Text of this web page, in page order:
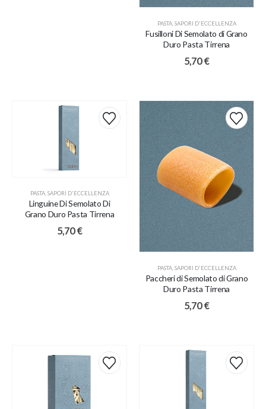
PASTA, SAPORI D'ECCELLENZA
Fusilloni Di Semolato di Grano
Duro Pasta Tirrena
5,70€
PASTA, SAPORI D'ECCELLENZA
Linguine Di Semolato Di
Grano Duro Pasta Tirrena
5,70€
PASTA,SAPORI D'ECCELLENZA
Paccheri di Semolato di Grano
Duro Pasta Tirrena
5,70€